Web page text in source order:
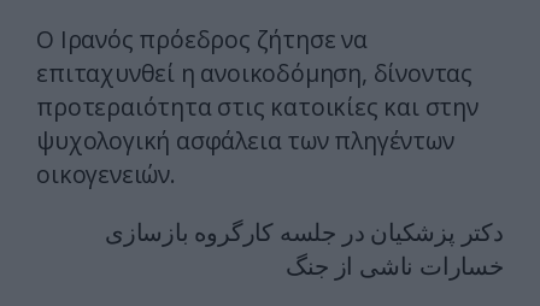
Ο Ιρανός πρόεδρος ζήτησε να
επιταχυνθεί η ανοικοδόμηση, δίνοντας
προτεραιότητα στις κατοικίες και στην
ψυχολογική ασφάλεια των πληγέντων
οικογενειών.
دکتر پزشکیان در جلسه کارگروه بازسازی
خسارات ناشی از جنگ